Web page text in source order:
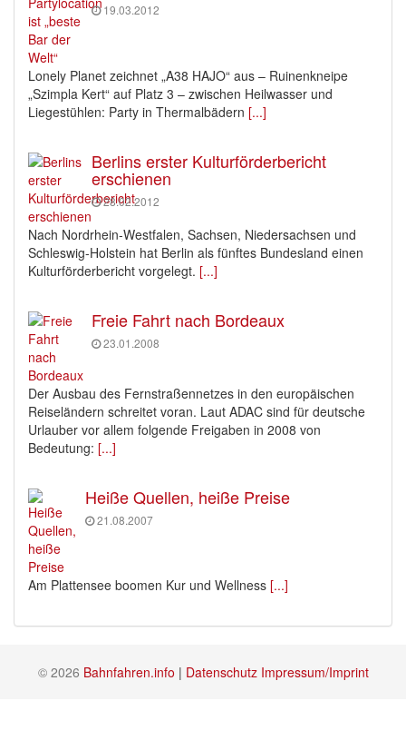
19.03.2012
Lonely Planet zeichnet „A38 HAJO“ aus – Ruinenkneipe
„Szimpla Kert“ auf Platz 3 – zwischen Heilwasser und
Liegestühlen: Party in Thermalbädern [...]
Berlins erster Kulturförderbericht
erschienen
28.02.2012
Nach Nordrhein-Westfalen, Sachsen, Niedersachsen und
Schleswig-Holstein hat Berlin als fünftes Bundesland einen
Kulturförderbericht vorgelegt. [...]
Freie Fahrt nach Bordeaux
23.01.2008
Der Ausbau des Fernstraßennetzes in den europäischen
Reiseländern schreitet voran. Laut ADAC sind für deutsche
Urlauber vor allem folgende Freigaben in 2008 von
Bedeutung: [...]
Heiße Quellen, heiße Preise
21.08.2007
Am Plattensee boomen Kur und Wellness [...]
© 2026 Bahnfahren.info | Datenschutz Impressum/Imprint